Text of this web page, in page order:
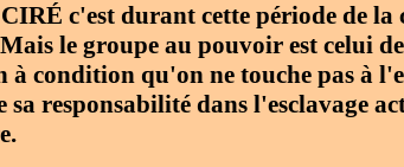
c'est durant cette période de la
le groupe au pouvoir est celui
condition qu'on ne touche pas à
responsabilité dans l'esclavage